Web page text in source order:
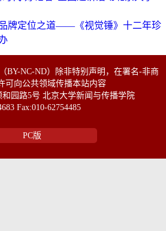
牌定位之道——《视觉锤》十二年珍
BY-NC-ND）除非特别声明，在署名-非商
可向公共领域传播本站内容
园路5号 北京大学新闻与传播学院
Fax:010-62754485
PC版